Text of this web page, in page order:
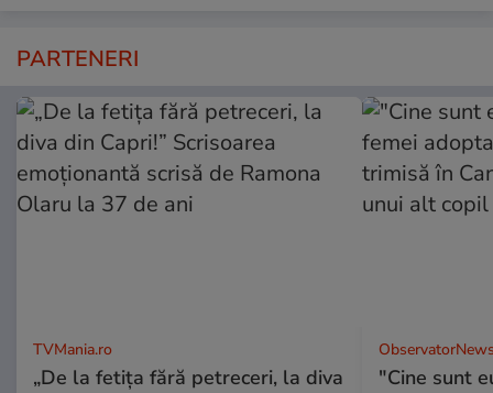
PARTENERI
TVMania.ro
„De la fetița fără petreceri, la diva
"Cine sunt